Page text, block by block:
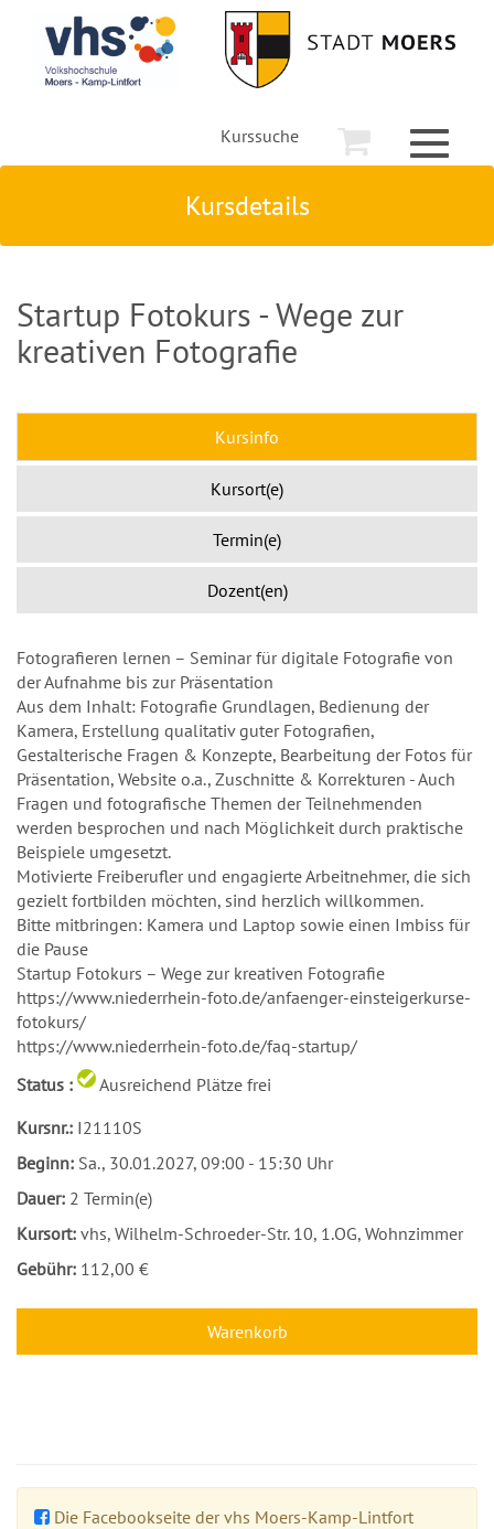
Kurssuche
Toggle
Kursdetails
Startup Fotokurs - Wege zur
kreativen Fotografie
Kursinfo
Kursort(e)
Termin(e)
Dozent(en)
Fotografieren lernen – Seminar für digitale Fotografie von
der Aufnahme bis zur Präsentation
Aus dem Inhalt: Fotografie Grundlagen, Bedienung der
Kamera, Erstellung qualitativ guter Fotografien,
Gestalterische Fragen & Konzepte, Bearbeitung der Fotos für
Präsentation, Website o.a., Zuschnitte & Korrekturen - Auch
Fragen und fotografische Themen der Teilnehmenden
werden besprochen und nach Möglichkeit durch praktische
Beispiele umgesetzt.
Motivierte Freiberufler und engagierte Arbeitnehmer, die sich
gezielt fortbilden möchten, sind herzlich willkommen.
Bitte mitbringen: Kamera und Laptop sowie einen Imbiss für
die Pause
Startup Fotokurs – Wege zur kreativen Fotografie
https://www.niederrhein-foto.de/anfaenger-einsteigerkurse-
fotokurs/
https://www.niederrhein-foto.de/faq-startup/
Status :
Ausreichend Plätze frei
Kursnr.: I21110S
Beginn: Sa., 30.01.2027, 09:00 - 15:30 Uhr
Dauer: 2 Termin(e)
Kursort: vhs, Wilhelm-Schroeder-Str. 10, 1.OG, Wohnzimmer
Gebühr: 112,00 €
Warenkorb
Die Facebookseite der vhs Moers-Kamp-Lintfort